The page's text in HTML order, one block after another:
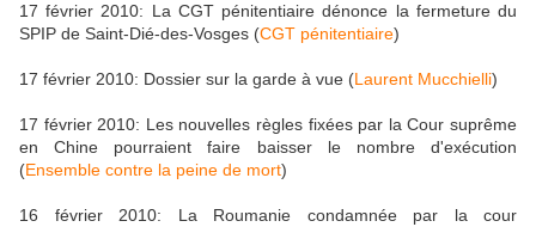
17 février 2010: La CGT pénitentiaire dénonce la fermeture du
SPIP de Saint-Dié-des-Vosges (CGT pénitentiaire)
17 février 2010: Dossier sur la garde à vue (Laurent Mucchielli)
17 février 2010: Les nouvelles règles fixées par la Cour suprême
en Chine pourraient faire baisser le nombre d'exécution
(Ensemble contre la peine de mort)
16 février 2010: La Roumanie condamnée par la cour